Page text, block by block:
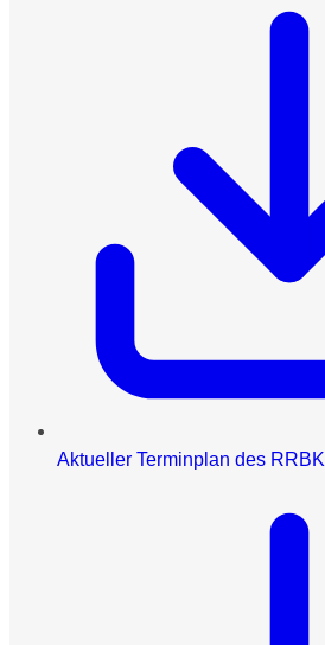
Aktueller Terminplan des RRBK